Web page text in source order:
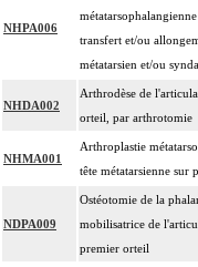
NHPA006
transfert et/ou
métatarsien et/ou
NHDA002
Arthrodèse de
orteil, par arthrotomie
NHMA001
Arthroplastie
tête métatarsienne sur
NDPA009
Ostéotomie de la
mobilisatrice de
premier orteil